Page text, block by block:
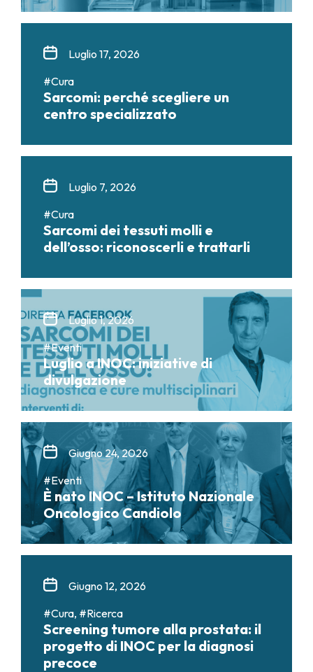
Luglio 17, 2026
#Cura
Sarcomi: perché scegliere un
centro specializzato
Luglio 7, 2026
#Cura
Sarcomi dei tessuti molli e
dell’osso: riconoscerli e trattarli
Luglio 1, 2026
#Eventi
Luglio a INOC: iniziative di
divulgazione
Giugno 24, 2026
#Eventi
È nato INOC – Istituto Nazionale
Oncologico Candiolo
Giugno 12, 2026
#Cura, #Ricerca
Screening tumore alla prostata: il
progetto di INOC per la diagnosi
precoce